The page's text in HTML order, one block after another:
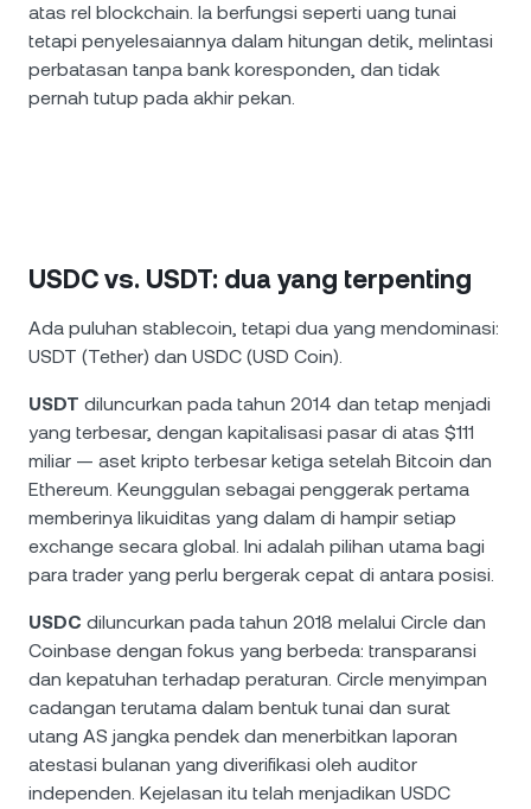
atas rel blockchain. Ia berfungsi seperti uang tunai
tetapi penyelesaiannya dalam hitungan detik, melintasi
perbatasan tanpa bank koresponden, dan tidak
pernah tutup pada akhir pekan.
USDC vs. USDT: dua yang terpenting
Ada puluhan stablecoin, tetapi dua yang mendominasi:
USDT (Tether) dan USDC (USD Coin).
USDT diluncurkan pada tahun 2014 dan tetap menjadi
yang terbesar, dengan kapitalisasi pasar di atas $111
miliar — aset kripto terbesar ketiga setelah Bitcoin dan
Ethereum. Keunggulan sebagai penggerak pertama
memberinya likuiditas yang dalam di hampir setiap
exchange secara global. Ini adalah pilihan utama bagi
para trader yang perlu bergerak cepat di antara posisi.
USDC diluncurkan pada tahun 2018 melalui Circle dan
Coinbase dengan fokus yang berbeda: transparansi
dan kepatuhan terhadap peraturan. Circle menyimpan
cadangan terutama dalam bentuk tunai dan surat
utang AS jangka pendek dan menerbitkan laporan
atestasi bulanan yang diverifikasi oleh auditor
independen. Kejelasan itu telah menjadikan USDC